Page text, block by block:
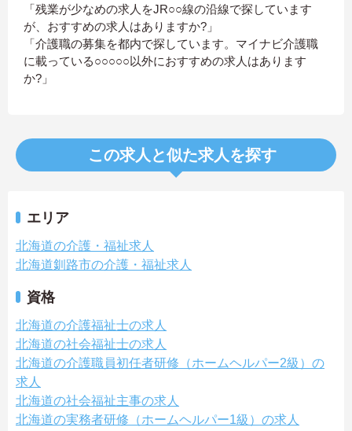
「残業が少なめの求人をJR○○線の沿線で探しています
が、おすすめの求人はありますか?」
「介護職の募集を都内で探しています。マイナビ介護職
に載っている○○○○○以外におすすめの求人はあります
か?」
この求人と似た求人を探す
エリア
北海道の介護・福祉求人
北海道釧路市の介護・福祉求人
資格
北海道の介護福祉士の求人
北海道の社会福祉士の求人
北海道の介護職員初任者研修（ホームヘルパー2級）の
求人
北海道の社会福祉主事の求人
北海道の実務者研修（ホームヘルパー1級）の求人